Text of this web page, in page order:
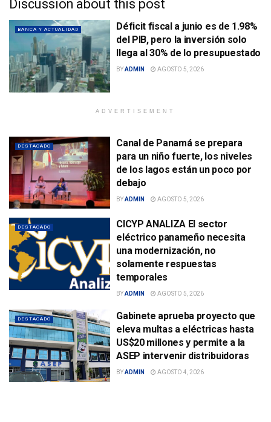
Discussion about this post
BANCA Y ACTUALIDAD
Déficit fiscal a junio es de 1.98%
del PIB, pero la inversión solo
llega al 30% de lo presupuestado
BYADMIN AGOSTO 5, 2026
ADVERTISEMENT
DESTACADO
Canal de Panamá se prepara
para un niño fuerte, los niveles
de los lagos están un poco por
debajo
BYADMIN AGOSTO 5, 2026
DESTACADO
CICYP ANALIZA El sector
eléctrico panameño necesita
una modernización, no
solamente respuestas
temporales
BYADMIN AGOSTO 5, 2026
DESTACADO
Gabinete aprueba proyecto que
eleva multas a eléctricas hasta
US$20 millones y permite a la
ASEP intervenir distribuidoras
BYADMIN AGOSTO 4, 2026